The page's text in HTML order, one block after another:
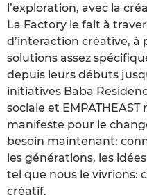
l’exploration, avec la
La Factory le fait à
d’interaction créative, à
solutions assez
depuis leurs débuts
initiatives Baba
sociale et
manifeste pour le
besoin maintenant:
les générations, les
tel que nous le vivrions:
créatif.